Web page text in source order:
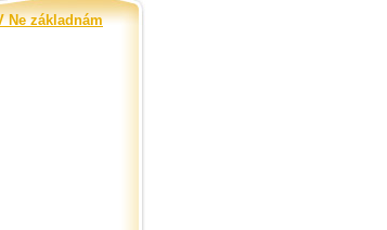
Ne základnám